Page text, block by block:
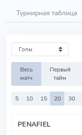
Турнирная таблица
Весь
матч
Первый
тайм
5 10 15 20 30
PENAFIEL